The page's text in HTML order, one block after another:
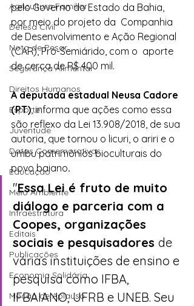
Agricultura Familiar
Defesa Civil
Nota de Pesar
Segurança Alimentar
Direitos Humanos
Esporte
Juventude
Datas Comemorativas
Educação
Meio Ambiente
Infraestrutura
Editais
Publicações
Economia Solidária
Moção de Aplauso
pelo Governo do Estado da Bahia,
por meio do projeto da  Companhia
de Desenvolvimento e Ação Regional
(CAR), Pró-Semiárido, com o  aporte
de cerca de R$ 400 mil.
A deputada estadual Neusa Cadore
(PT), informa que ações como essa
são reflexo da Lei 13.908/2018, de sua
autoria, que tornou o licuri, o ariri e o
umbu patrimônios bioculturais do
povo baiano.
"Essa Lei é fruto de muito
diálogo e parceria com a
Coopes, organizações
sociais e pesquisadores de
várias instituições de ensino e
pesquisa como IFBA,
IFBAIANO, UFRB e UNEB. Seu